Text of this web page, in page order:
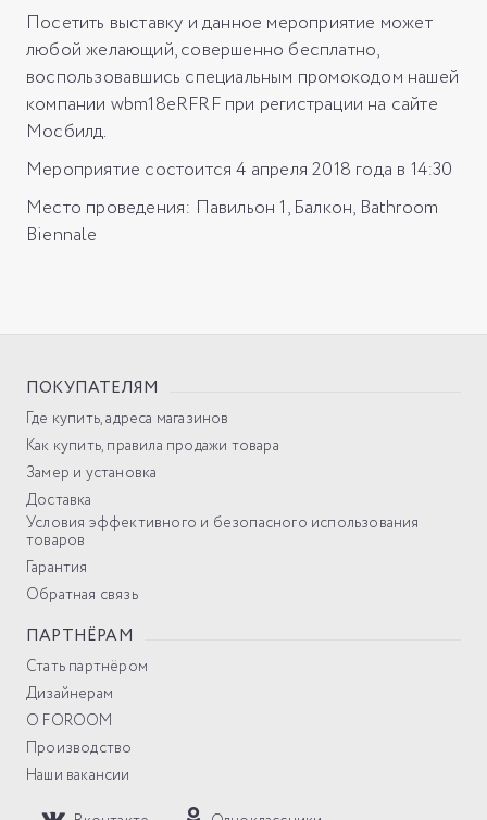
Посетить выставку и данное мероприятие может
любой желающий, совершенно бесплатно,
воспользовавшись специальным промокодом нашей
компании wbm18eRFRF при регистрации на сайте
Мосбилд.
Мероприятие состоится 4 апреля 2018 года в 14:30
Место проведения: Павильон 1, Балкон, Bathroom
Biennale
ПОКУПАТЕЛЯМ
Где купить, адреса магазинов
Как купить, правила продажи товара
Замер и установка
Доставка
Условия эффективного и безопасного использования
товаров
Гарантия
Обратная связь
ПАРТНЁРАМ
Стать партнёром
Дизайнерам
О FOROOM
Производство
Наши вакансии